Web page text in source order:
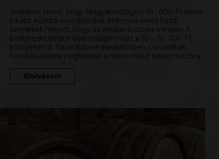
Általános tévhit, hogy Magyarországon 10 ’ 000 Ft felett
inkább külföldi vörösborokat érdemes venni hazai
termékek helyett, hogy az ember biztosra menjen. A
borkereskedelem sajátosságai miatt a 10 – 15 ’ 000 Ft
környékén a hazai kiskereskedelemben ( vinotékák,
borszaküzletek ) legfeljebb a nemzetközi középmezőny…
Elolvasom